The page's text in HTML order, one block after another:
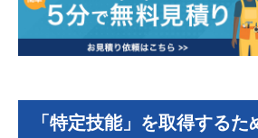
「特定技能」を取得するた